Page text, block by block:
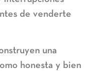
de venderte
una
honesta y bien